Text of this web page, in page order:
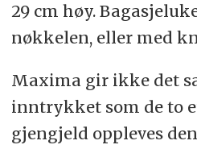
29 cm høy.
nøkkelen, eller med
Maxima gir ikke det
inntrykket som de to
gjengjeld oppleves